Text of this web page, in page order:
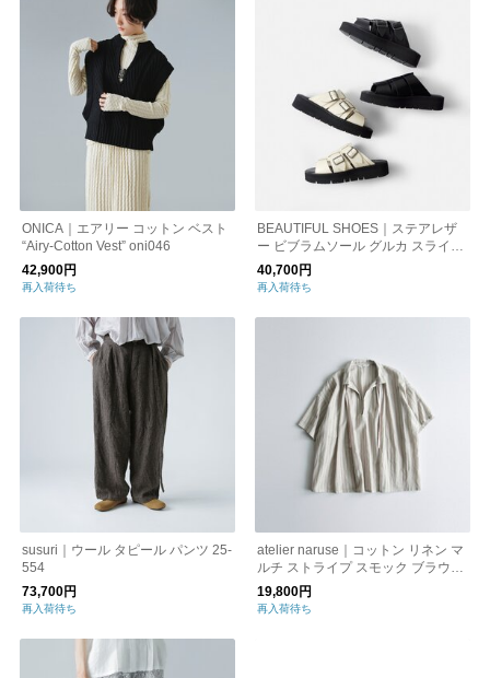
ONICA｜エアリー コットン ベスト
“Airy-Cotton Vest” oni046
42,900円
再入荷待ち
BEAUTIFUL SHOES｜ステアレザ
ー ビブラムソール グルカ スライド
サンダル gurkhasandals
40,700円
再入荷待ち
susuri｜ウール タピール パンツ 25-
554
73,700円
再入荷待ち
atelier naruse｜コットン リネン マ
ルチ ストライプ スモック ブラウス
h02060
19,800円
再入荷待ち